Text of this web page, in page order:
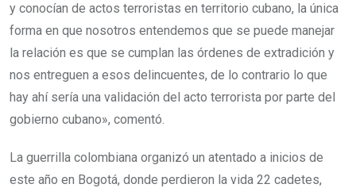
y conocían de actos terroristas en territorio cubano, la única
forma en que nosotros entendemos que se puede manejar
la relación es que se cumplan las órdenes de extradición y
nos entreguen a esos delincuentes, de lo contrario lo que
hay ahí sería una validación del acto terrorista por parte del
gobierno cubano», comentó.
La guerrilla colombiana organizó un atentado a inicios de
este año en Bogotá, donde perdieron la vida 22 cadetes,